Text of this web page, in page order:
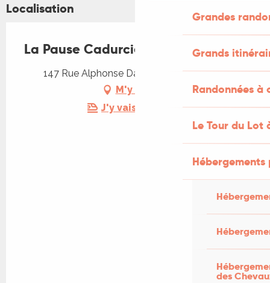
Grandes
Grands
Randonnées
Le Tour du Lot
des
Localisation
La Pause Cadurcienne
147 Rue Alphonse Daudet, 46000 Cahors
M'y rendre
J'y vais en train !